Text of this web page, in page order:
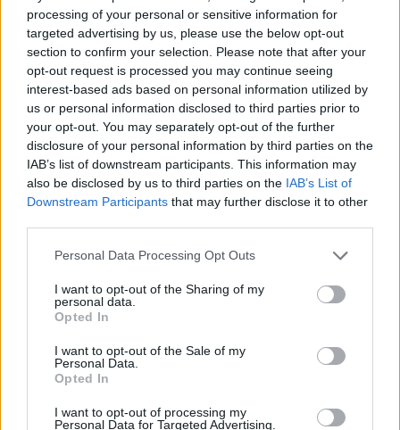
processing of your personal or sensitive information for
targeted advertising by us, please use the below opt-out
section to confirm your selection. Please note that after your
opt-out request is processed you may continue seeing
interest-based ads based on personal information utilized by
us or personal information disclosed to third parties prior to
your opt-out. You may separately opt-out of the further
disclosure of your personal information by third parties on the
IAB’s list of downstream participants. This information may
also be disclosed by us to third parties on the IAB’s List of
Downstream Participants that may further disclose it to other
Personal Data Processing Opt Outs
I want to opt-out of the Sharing of my
personal data.
Opted In
I want to opt-out of the Sale of my
Personal Data.
Opted In
I want to opt-out of processing my
Personal Data for Targeted Advertising.
Esim for USA|Esim for Italy| Esim for Spain|Esim